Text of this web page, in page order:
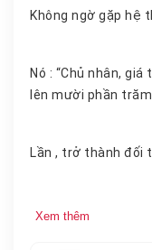
Không ngờ gặp
Nó : “Chủ nhân, giá
lên mười phần
Xem thêm